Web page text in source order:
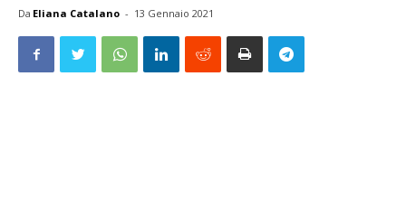
Da Eliana Catalano - 13 Gennaio 2021